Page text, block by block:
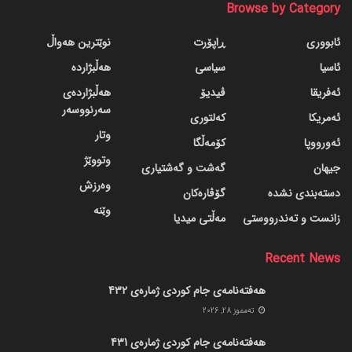
Browse by Category
ئابووری
ئاسیا
ئەفریقا
ئەمریکا
ئەورووپا
جیهان
دسته‌بندی نشده
زانست و تەندرووستی
ڕاپۆرت
سیاسی
ڤیدیۆ
کەلتوری
کۆمەڵگا
گه‌شت و گه‌شتیاری
گۆڤاره‌کان
مەڵتی میدیا
نوێترین هەواڵ
هەڵبژاردە
هەڵبژاردەی
سەرنووسەر
وتار
وتووێژ
وەرزش
وێنە
Recent News
هەفتەنامەی جام کوردی ژمارەی 432
ته‌مموز 28, 2026
هەفتەنامەی جام کوردی ژمارەی 431